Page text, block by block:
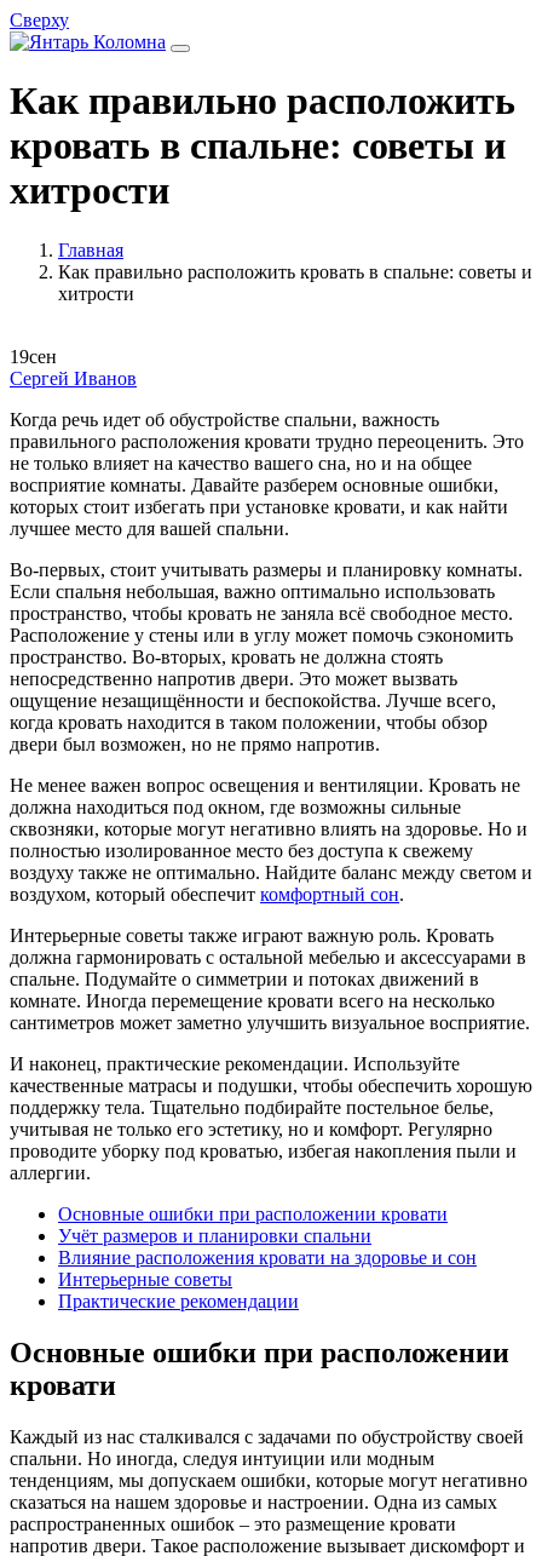
Сверху
Как правильно расположить
кровать в спальне: советы и
хитрости
Главная
Как правильно расположить кровать в спальне: советы и
хитрости
19сен
Сергей Иванов
Когда речь идет об обустройстве спальни, важность
правильного расположения кровати трудно переоценить. Это
не только влияет на качество вашего сна, но и на общее
восприятие комнаты. Давайте разберем основные ошибки,
которых стоит избегать при установке кровати, и как найти
лучшее место для вашей спальни.
Во-первых, стоит учитывать размеры и планировку комнаты.
Если спальня небольшая, важно оптимально использовать
пространство, чтобы кровать не заняла всё свободное место.
Расположение у стены или в углу может помочь сэкономить
пространство. Во-вторых, кровать не должна стоять
непосредственно напротив двери. Это может вызвать
ощущение незащищённости и беспокойства. Лучше всего,
когда кровать находится в таком положении, чтобы обзор
двери был возможен, но не прямо напротив.
Не менее важен вопрос освещения и вентиляции. Кровать не
должна находиться под окном, где возможны сильные
сквозняки, которые могут негативно влиять на здоровье. Но и
полностью изолированное место без доступа к свежему
воздуху также не оптимально. Найдите баланс между светом и
воздухом, который обеспечит комфортный сон.
Интерьерные советы также играют важную роль. Кровать
должна гармонировать с остальной мебелью и аксессуарами в
спальне. Подумайте о симметрии и потоках движений в
комнате. Иногда перемещение кровати всего на несколько
сантиметров может заметно улучшить визуальное восприятие.
И наконец, практические рекомендации. Используйте
качественные матрасы и подушки, чтобы обеспечить хорошую
поддержку тела. Тщательно подбирайте постельное белье,
учитывая не только его эстетику, но и комфорт. Регулярно
проводите уборку под кроватью, избегая накопления пыли и
аллергии.
Основные ошибки при расположении кровати
Учёт размеров и планировки спальни
Влияние расположения кровати на здоровье и сон
Интерьерные советы
Практические рекомендации
Основные ошибки при расположении
кровати
Каждый из нас сталкивался с задачами по обустройству своей
спальни. Но иногда, следуя интуиции или модным
тенденциям, мы допускаем ошибки, которые могут негативно
сказаться на нашем здоровье и настроении. Одна из самых
распространенных ошибок – это размещение кровати
напротив двери. Такое расположение вызывает дискомфорт и